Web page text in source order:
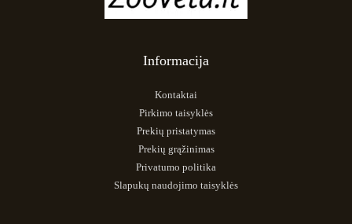
Informacija
Kontaktai
Pirkimo taisyklės
Prekių pristatymas
Prekių grąžinimas
Privatumo politika
Slapukų naudojimo taisyklės